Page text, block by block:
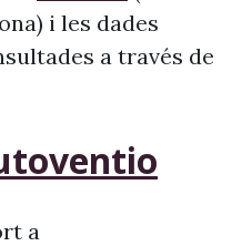
i les dades
a través de
a